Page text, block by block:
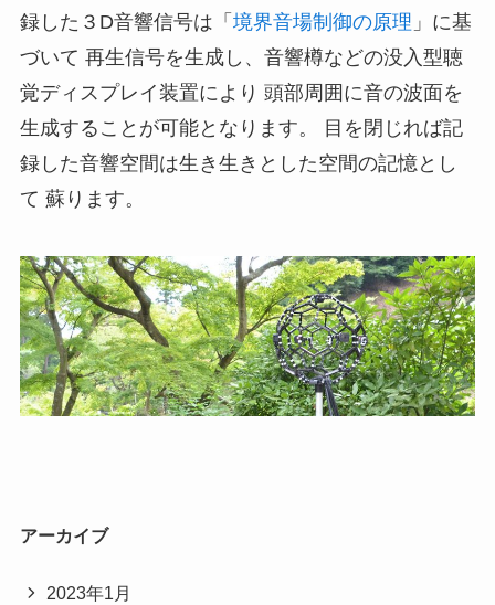
録した３D音響信号は「 境界音場制御の原理 」に基
づいて 再生信号を生成し、音響樽などの没入型聴
覚ディスプレイ装置により 頭部周囲に音の波面を
生成することが可能となります。 目を閉じれば記
録した音響空間は生き生きとした空間の記憶とし
て 蘇ります。
アーカイブ
2023年1月